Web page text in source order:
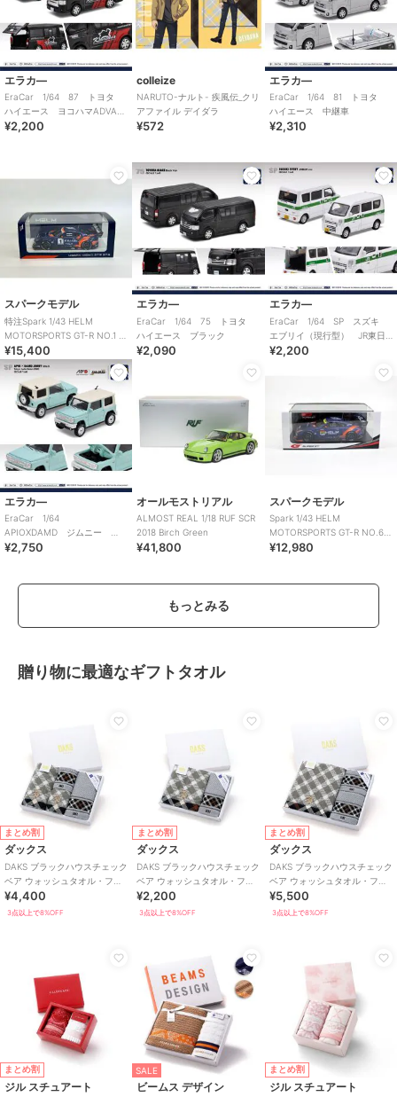
エラカ―
EraCar 1/64 87 トヨタ
ハイエース ヨコハマADVAN
カンパニーカー
¥2,200
colleize
NARUTO-ナルト- 疾風伝_クリ
アファイル デイダラ
¥572
エラカ―
EraCar 1/64 81 トヨタ
ハイエース 中継車
¥2,310
スパークモデル
特注Spark 1/43 HELM
MOTORSPORTS GT-R NO.1 ス
ーパー耐久
¥15,400
エラカ―
EraCar 1/64 75 トヨタ
ハイエース ブラック
¥2,090
エラカ―
EraCar 1/64 SP スズキ
エブリイ（現行型） JR東日
本 石岡駅 業務用自動車
¥2,200
エラカ―
EraCar 1/64
APIOXDAMD ジムニー
LITTLE B 東京オートサロン
¥2,750
オールモストリアル
ALMOST REAL 1/18 RUF SCR
2018 Birch Green
¥41,800
スパークモデル
Spark 1/43 HELM
MOTORSPORTS GT-R NO.62
GT300 2024
¥12,980
もっとみる
贈り物に最適なギフトタオル
まとめ割
ダックス
DAKS ブラックハウスチェック
ベア ウォッシュタオル・フェ
イスタオル各2枚入り
¥4,400
3点以上で8%OFF
まとめ割
ダックス
DAKS ブラックハウスチェック
ベア ウォッシュタオル・フェ
イスタオル各1枚入り
¥2,200
3点以上で8%OFF
まとめ割
ダックス
DAKS ブラックハウスチェック
ベア ウォッシュタオル・フェ
イスタオル・バスタオル各1枚
入り
¥5,500
3点以上で8%OFF
まとめ割
ジル スチュアート
SALE
ビームス デザイン
まとめ割
ジル スチュアート